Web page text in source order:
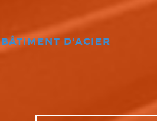
BÂTIMENT D'ACIER